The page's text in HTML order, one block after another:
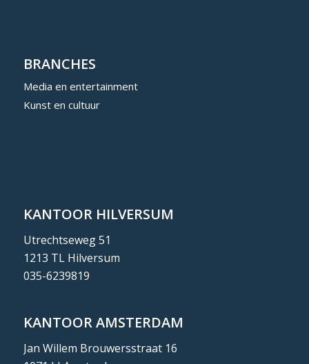
BRANCHES
Media en entertainment
Kunst en cultuur
KANTOOR HILVERSUM
Utrechtseweg 51
1213 TL Hilversum
035-6239819
KANTOOR AMSTERDAM
Jan Willem Brouwersstraat 16